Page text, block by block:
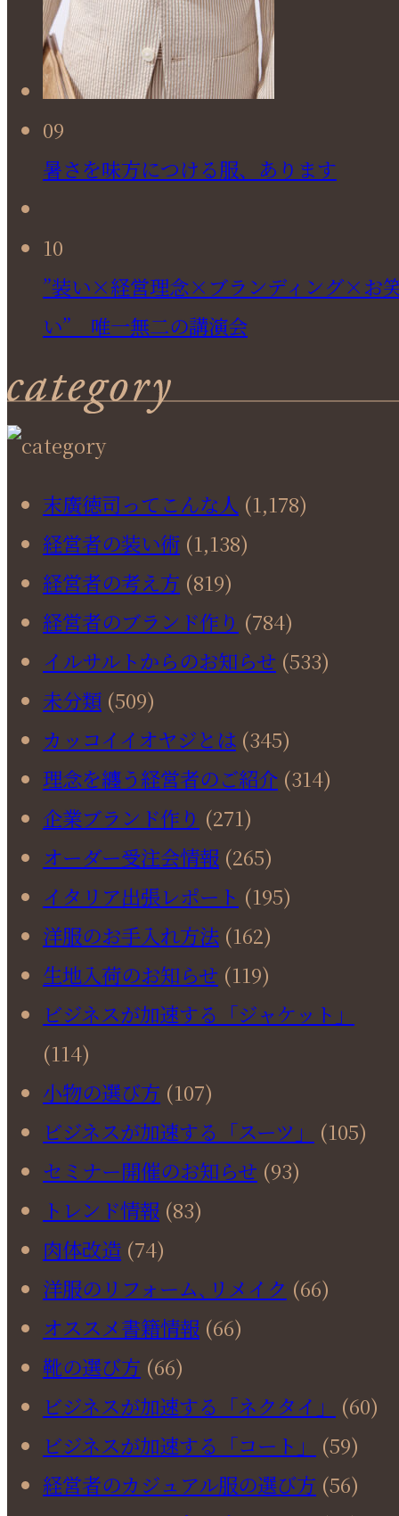
09
暑さを味方につける服、あります
10
”装い×経営理念×ブランディング×お
い” 唯一無二の講演会
末廣徳司ってこんな人 (1,178)
経営者の装い術 (1,138)
経営者の考え方 (819)
経営者のブランド作り (784)
イルサルトからのお知らせ (533)
未分類 (509)
カッコイイオヤジとは (345)
理念を纏う経営者のご紹介 (314)
企業ブランド作り (271)
オーダー受注会情報 (265)
イタリア出張レポート (195)
洋服のお手入れ方法 (162)
生地入荷のお知らせ (119)
ビジネスが加速する「ジャケット」
(114)
小物の選び方 (107)
ビジネスが加速する「スーツ」
(105)
セミナー開催のお知らせ (93)
トレンド情報 (83)
肉体改造 (74)
洋服のリフォーム､リメイク (66)
オススメ書籍情報 (66)
靴の選び方 (66)
ビジネスが加速する「ネクタイ」
(60)
ビジネスが加速する「コート」
(59)
経営者のカジュアル服の選び方 (56)